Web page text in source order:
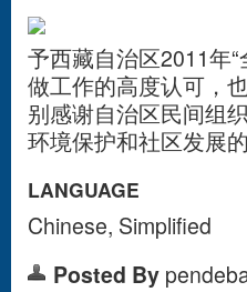
予西藏自治区2011年
做工作的高度认可，
别感谢自治区民间组
环境保护和社区发展
LANGUAGE
Chinese, Simplified
Posted By